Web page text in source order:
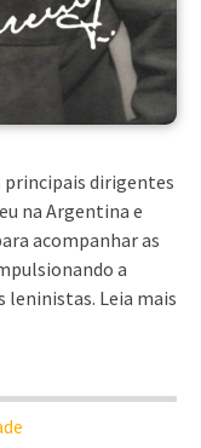
principais dirigentes
na Argentina e
acompanhar as
a
Leia mais